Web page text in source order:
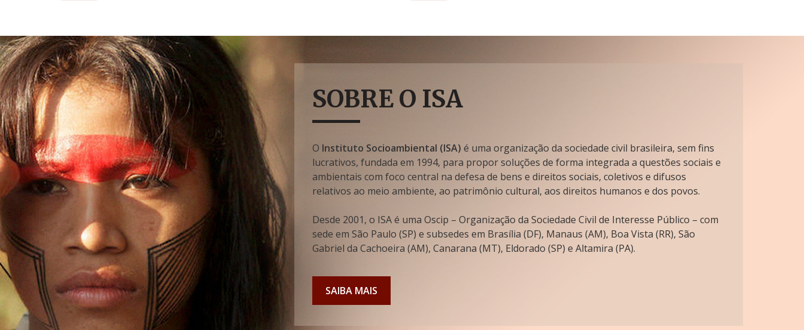
SOBRE O ISA
O Instituto Socioambiental (ISA) é uma organização da sociedade civil brasileira, sem fins
lucrativos, fundada em 1994, para propor soluções de forma integrada a questões sociais e
ambientais com foco central na defesa de bens e direitos sociais, coletivos e difusos
relativos ao meio ambiente, ao patrimônio cultural, aos direitos humanos e dos povos.
Desde 2001, o ISA é uma Oscip – Organização da Sociedade Civil de Interesse Público – com
sede em São Paulo (SP) e subsedes em Brasília (DF), Manaus (AM), Boa Vista (RR), São
Gabriel da Cachoeira (AM), Canarana (MT), Eldorado (SP) e Altamira (PA).
SAIBA MAIS